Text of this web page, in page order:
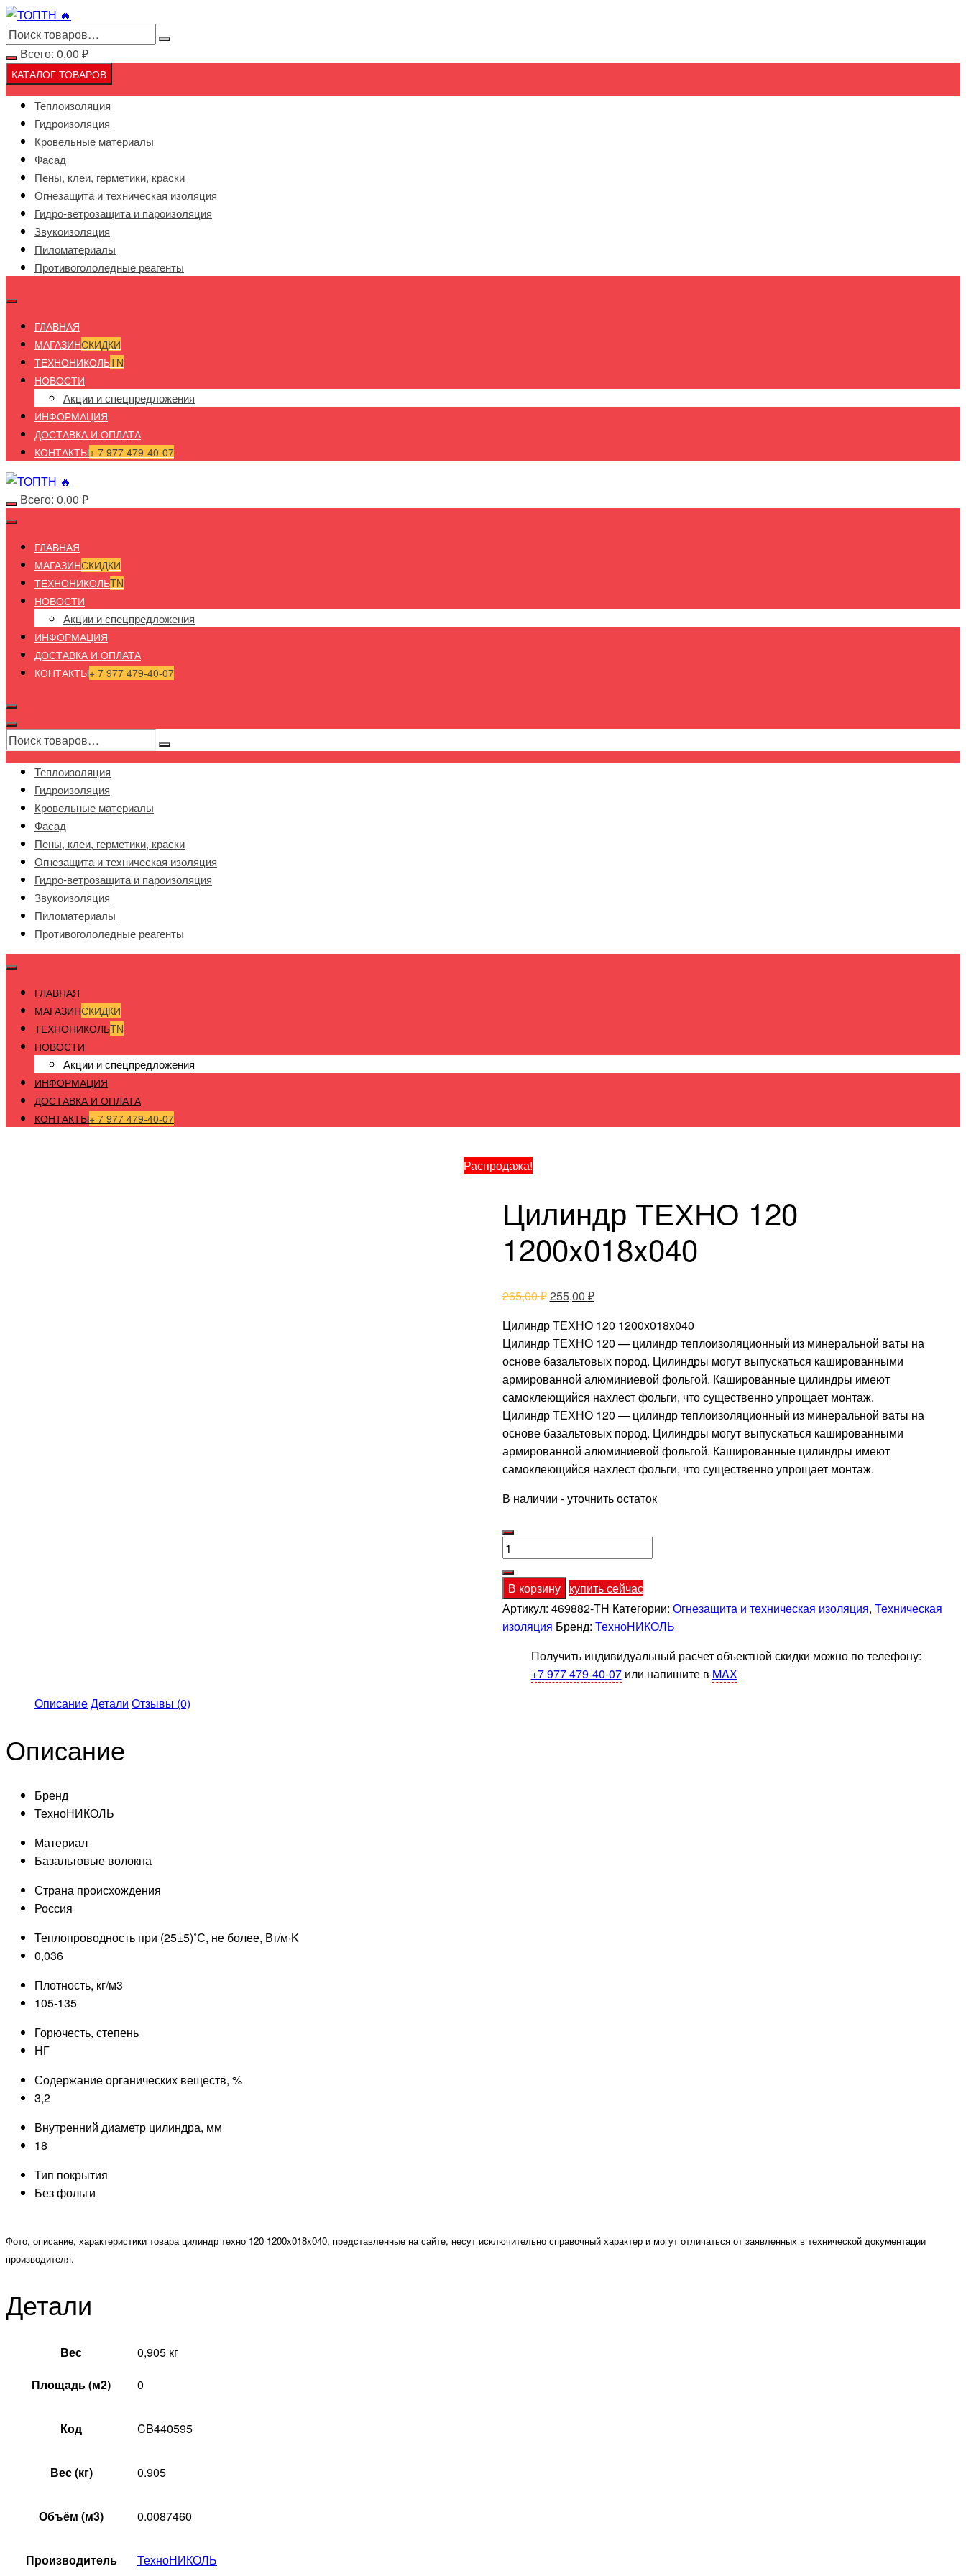
Перейти
к
содержимому
Всего: 0,00 ₽
КАТАЛОГ ТОВАРОВ
Теплоизоляция
Гидроизоляция
Кровельные материалы
Фасад
Пены, клеи, герметики, краски
Огнезащита и техническая изоляция
Гидро-ветрозащита и пароизоляция
Звукоизоляция
Пиломатериалы
Противогололедные реагенты
ГЛАВНАЯ
МАГАЗИНСКИДКИ
ТЕХНОНИКОЛЬTN
НОВОСТИ
Акции и спецпредложения
ИНФОРМАЦИЯ
ДОСТАВКА И ОПЛАТА
КОНТАКТЫ+ 7 977 479-40-07
Всего: 0,00 ₽
ГЛАВНАЯ
МАГАЗИНСКИДКИ
ТЕХНОНИКОЛЬTN
НОВОСТИ
Акции и спецпредложения
ИНФОРМАЦИЯ
ДОСТАВКА И ОПЛАТА
КОНТАКТЫ+ 7 977 479-40-07
Теплоизоляция
Гидроизоляция
Кровельные материалы
Фасад
Пены, клеи, герметики, краски
Огнезащита и техническая изоляция
Гидро-ветрозащита и пароизоляция
Звукоизоляция
Пиломатериалы
Противогололедные реагенты
ГЛАВНАЯ
МАГАЗИНСКИДКИ
ТЕХНОНИКОЛЬTN
НОВОСТИ
Акции и спецпредложения
ИНФОРМАЦИЯ
ДОСТАВКА И ОПЛАТА
КОНТАКТЫ+ 7 977 479-40-07
Распродажа!
Цилиндр ТЕХНО 120
1200x018x040
265,00₽Первоначальная
составляла
265,00 ₽.
255,00 ₽Текущая
255,00 ₽.
Цилиндр ТЕХНО 120 1200x018x040
Цилиндр ТЕХНО 120 — цилиндр теплоизоляционный из минеральной ваты на
основе базальтовых пород. Цилиндры могут выпускаться кашированными
армированной алюминиевой фольгой. Кашированные цилиндры имеют
самоклеющийся нахлест фольги, что существенно упрощает монтаж.
Цилиндр ТЕХНО 120 — цилиндр теплоизоляционный из минеральной ваты на
основе базальтовых пород. Цилиндры могут выпускаться кашированными
армированной алюминиевой фольгой. Кашированные цилиндры имеют
самоклеющийся нахлест фольги, что существенно упрощает монтаж.
В наличии - уточнить остаток
Количество
товара
Цилиндр
ТЕХНО
120
1200x018x040
В корзину купить сейчас
Артикул: 469882-ТН Категории: Огнезащита и техническая изоляция, Техническая
изоляция Бренд: ТехноНИКОЛЬ
Получить индивидуальный расчет объектной скидки можно по телефону:
+7 977 479-40-07или напишите в MAX
ОписаниеДетали Отзывы (0)
Описание
Бренд
ТехноНИКОЛЬ
Материал
Базальтовые волокна
Страна происхождения
Россия
Теплопроводность при (25±5)˚С, не более, Вт/м·K
0,036
Плотность, кг/м3
105-135
Горючесть, степень
НГ
Содержание органических веществ, %
3,2
Внутренний диаметр цилиндра, мм
18
Тип покрытия
Без фольги
Фото, описание, характеристики товара цилиндр техно 120 1200x018x040, представленные на сайте, несут исключительно справочный характер и могут отличаться от заявленных в технической документации
производителя.
Детали
Вес
0,905 кг
Площадь (м2)
0
Код CB440595
Вес (кг) 0.905
Объём (м3) 0.0087460
Производитель ТехноНИКОЛЬ